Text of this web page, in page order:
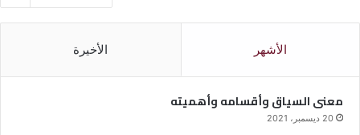
الأشهر الأخيرة
معنى السياق وأقسامه وأهميته
20 ديسمبر، 2021